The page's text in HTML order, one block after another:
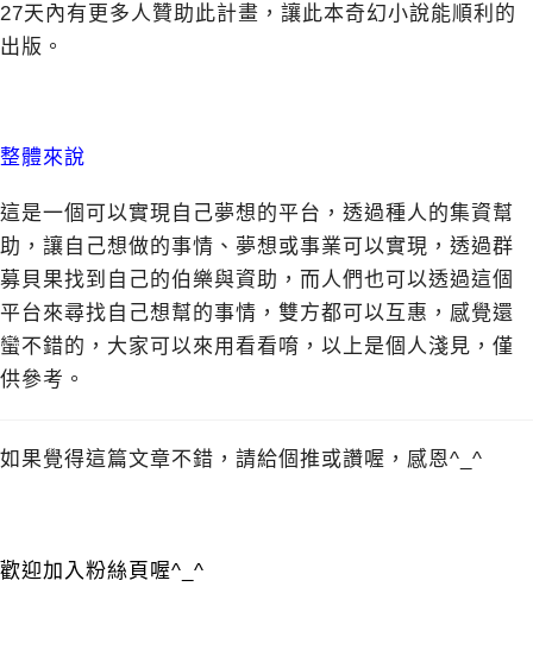
27天內有更多人贊助此計畫，讓此本奇幻小說能順利的
出版。
整體來說
這是一個可以實現自己夢想的平台，透過種人的集資幫
助，讓自己想做的事情、夢想或事業可以實現，透過群
募貝果找到自己的伯樂與資助，而人們也可以透過這個
平台來尋找自己想幫的事情，雙方都可以互惠，感覺還
蠻不錯的，大家可以來用看看唷，以上是個人淺見，僅
供參考。
如果覺得這篇文章不錯，請給個推或讚喔，感恩^_^
歡迎加入粉絲頁喔^_^